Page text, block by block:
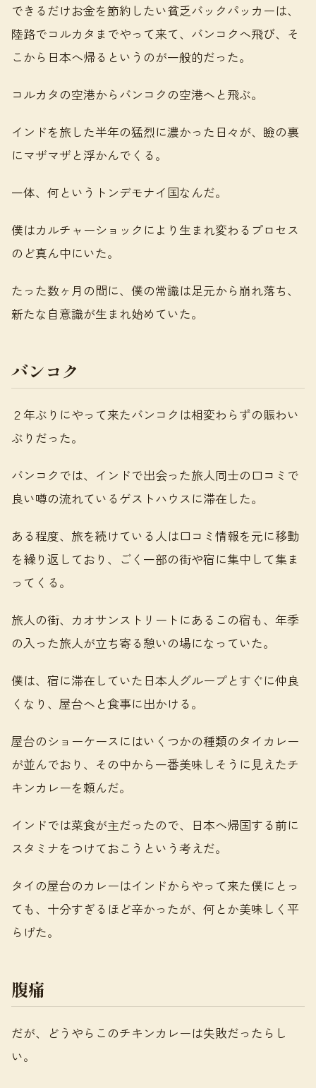
できるだけお金を節約したい貧乏バックパッカーは、
陸路でコルカタまでやって来て、バンコクへ飛び、そ
こから日本へ帰るというのが一般的だった。
コルカタの空港からバンコクの空港へと飛ぶ。
インドを旅した半年の猛烈に濃かった日々が、瞼の裏
にマザマザと浮かんでくる。
一体、何というトンデモナイ国なんだ。
僕はカルチャーショックにより生まれ変わるプロセス
のど真ん中にいた。
たった数ヶ月の間に、僕の常識は足元から崩れ落ち、
新たな自意識が生まれ始めていた。
バンコク
２年ぶりにやって来たバンコクは相変わらずの賑わい
ぶりだった。
バンコクでは、インドで出会った旅人同士の口コミで
良い噂の流れているゲストハウスに滞在した。
ある程度、旅を続けている人は口コミ情報を元に移動
を繰り返しており、ごく一部の街や宿に集中して集ま
ってくる。
旅人の街、カオサンストリートにあるこの宿も、年季
の入った旅人が立ち寄る憩いの場になっていた。
僕は、宿に滞在していた日本人グループとすぐに仲良
くなり、屋台へと食事に出かける。
屋台のショーケースにはいくつかの種類のタイカレー
が並んでおり、その中から一番美味しそうに見えたチ
キンカレーを頼んだ。
インドでは菜食が主だったので、日本へ帰国する前に
スタミナをつけておこうという考えだ。
タイの屋台のカレーはインドからやって来た僕にとっ
ても、十分すぎるほど辛かったが、何とか美味しく平
らげた。
腹痛
だが、どうやらこのチキンカレーは失敗だったらし
い。